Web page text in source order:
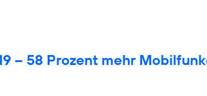
– 58 Prozent mehr